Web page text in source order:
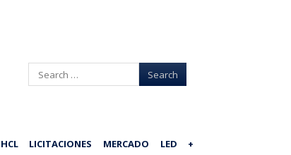
Search
HCL LICITACIONES MERCADO LED +